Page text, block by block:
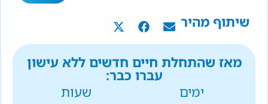
שיתוף מהיר
מאז שהתחלת חיים חדשים ללא עישון
עברו כבר:
ימים
שעות